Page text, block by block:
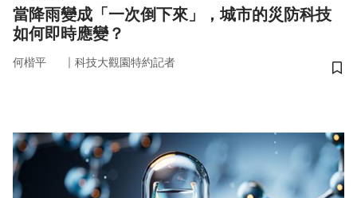
當降雨變成「一次倒下來」，城市的災防科技
如何即時應變？
何楷平 ｜ 科技大觀園特約記者
儲